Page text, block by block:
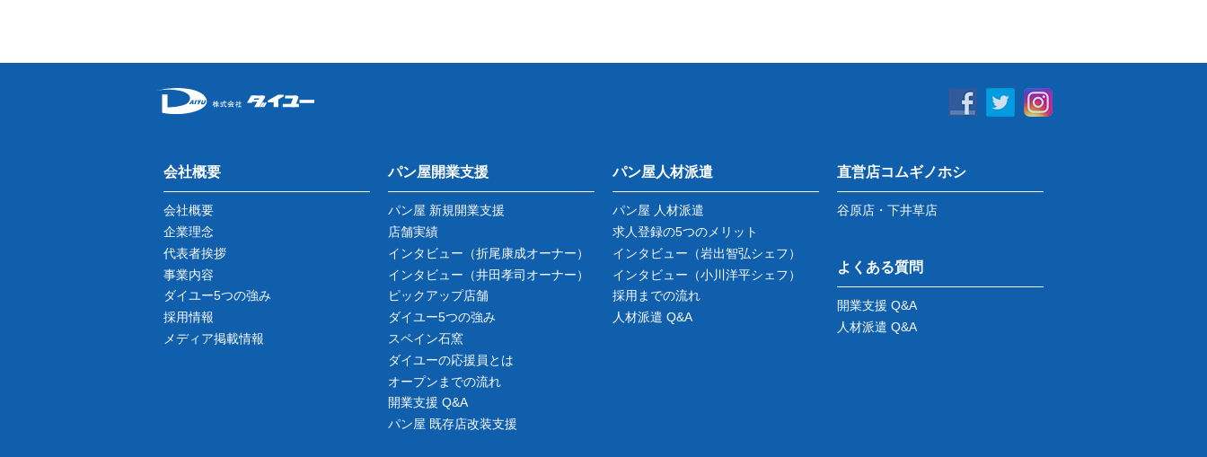
会社概要
会社概要
企業理念
代表者挨拶
事業内容
ダイユー5つの強み
採用情報
メディア掲載情報
パン屋開業支援
パン屋 新規開業支援
店舗実績
インタビュー （折尾康成オーナー）
インタビュー （井田孝司オーナー）
ピックアップ店舗
ダイユー5つの強み
スペイン石窯
ダイユーの応援員とは
オープンまでの流れ
開業支援 Q&A
パン屋 既存店改装支援
パン屋人材派遣
パン屋 人材派遣
求人登録の5つのメリット
インタビュー （岩出智弘シェフ）
インタビュー （小川洋平シェフ）
採用までの流れ
人材派遣 Q&A
直営店コムギノホシ
谷原店・下井草店
よくある質問
開業支援 Q&A
人材派遣 Q&A